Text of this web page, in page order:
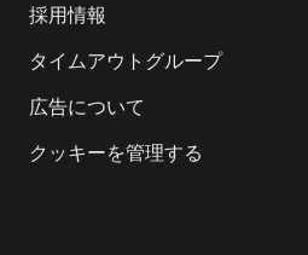
採用情報
タイムアウトグループ
広告について
クッキーを管理する